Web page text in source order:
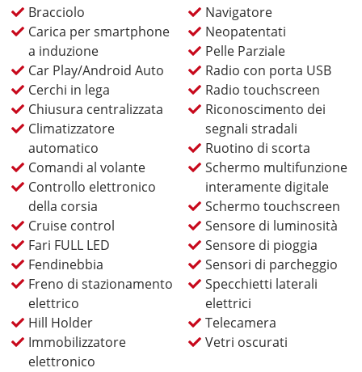
Bracciolo
Carica per smartphone
a induzione
Car Play/Android Auto
Cerchi in lega
Chiusura centralizzata
Climatizzatore
automatico
Comandi al volante
Controllo elettronico
della corsia
Cruise control
Fari FULL LED
Fendinebbia
Freno di stazionamento
elettrico
Hill Holder
Immobilizzatore
elettronico
Navigatore
Neopatentati
Pelle Parziale
Radio con porta USB
Radio touchscreen
Riconoscimento dei
segnali stradali
Ruotino di scorta
Schermo multifunzione
interamente digitale
Schermo touchscreen
Sensore di luminosità
Sensore di pioggia
Sensori di parcheggio
Specchietti laterali
elettrici
Telecamera
Vetri oscurati